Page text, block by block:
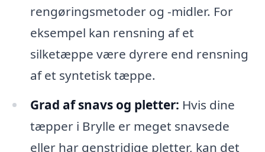
rengøringsmetoder og -midler. For
eksempel kan rensning af et
silketæppe være dyrere end rensning
af et syntetisk tæppe.
Grad af snavs og pletter: Hvis dine
tæpper i Brylle er meget snavsede
eller har genstridige pletter, kan det